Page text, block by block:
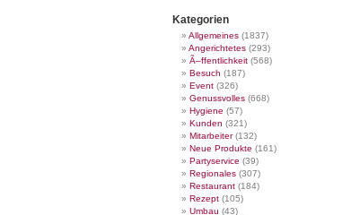
Kategorien
Allgemeines (1837)
Angerichtetes (293)
Ã–ffentlichkeit (568)
Besuch (187)
Event (326)
Genussvolles (668)
Hygiene (57)
Kunden (321)
Mitarbeiter(132)
Neue Produkte (161)
Partyservice (39)
Regionales (307)
Restaurant (184)
Rezept (105)
Umbau (43)